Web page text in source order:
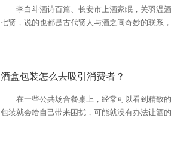
李白斗酒诗百篇、长安市上酒家眠，关羽温酒
七贤，说的也都是古代贤人与酒之间奇妙的联系
酒盒包装怎么去吸引消费者？
在一些公共场合餐桌上，经常可以看到精致的
包装就会给自己带来困扰，可能就没有办法让酒